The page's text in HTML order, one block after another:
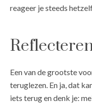
reageer je steeds
Een van de grootste
teruglezen. En ja, dat
iets terug en denk je: